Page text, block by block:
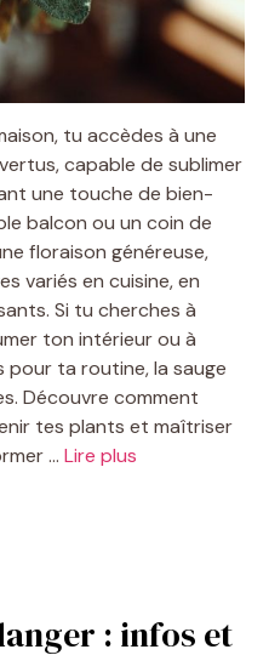
tu accèdes à une
capable de sublimer
une touche de bien-
balcon ou un coin de
floraison généreuse,
variés en cuisine, en
Si tu cherches à
ton intérieur ou à
ta routine, la sauge
Découvre comment
tes plants et maîtriser
… Lire plus
: infos et